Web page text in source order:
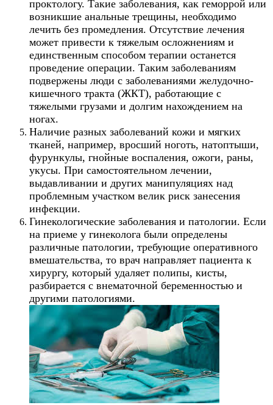
проктологу. Такие заболевания, как геморрой или
возникшие анальные трещины, необходимо
лечить без промедления. Отсутствие лечения
может привести к тяжелым осложнениям и
единственным способом терапии останется
проведение операции. Таким заболеваниям
подвержены люди с заболеваниями желудочно-
кишечного тракта (ЖКТ), работающие с
тяжелыми грузами и долгим нахождением на
ногах.
Наличие разных заболеваний кожи и мягких
тканей, например, вросший ноготь, натоптыши,
фурункулы, гнойные воспаления, ожоги, раны,
укусы. При самостоятельном лечении,
выдавливании и других манипуляциях над
проблемным участком велик риск занесения
инфекции.
Гинекологические заболевания и патологии. Если
на приеме у гинеколога были определены
различные патологии, требующие оперативного
вмешательства, то врач направляет пациента к
хирургу, который удаляет полипы, кисты,
разбирается с внематочной беременностью и
другими патологиями.